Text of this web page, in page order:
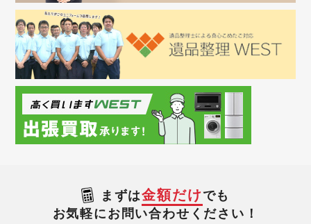
まずは金額だけ でも
お気軽にお問い合わせください！